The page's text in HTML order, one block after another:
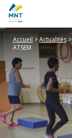
Accueil >Actualités>
ATSEM